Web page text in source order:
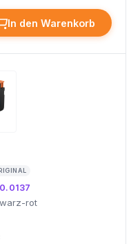
In den Warenkorb
rot